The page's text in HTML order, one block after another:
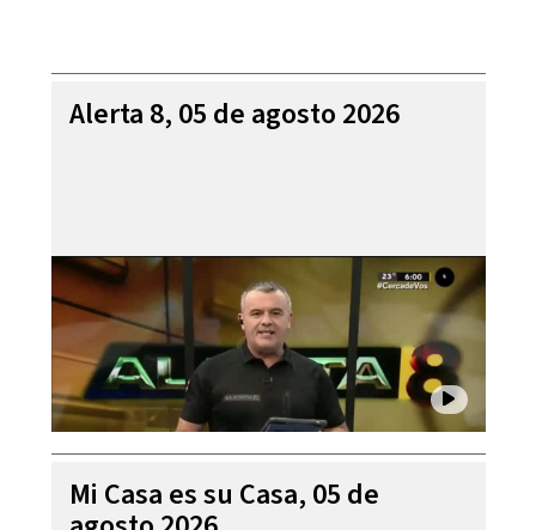
Alerta 8, 05 de agosto 2026
Mi Casa es su Casa, 05 de